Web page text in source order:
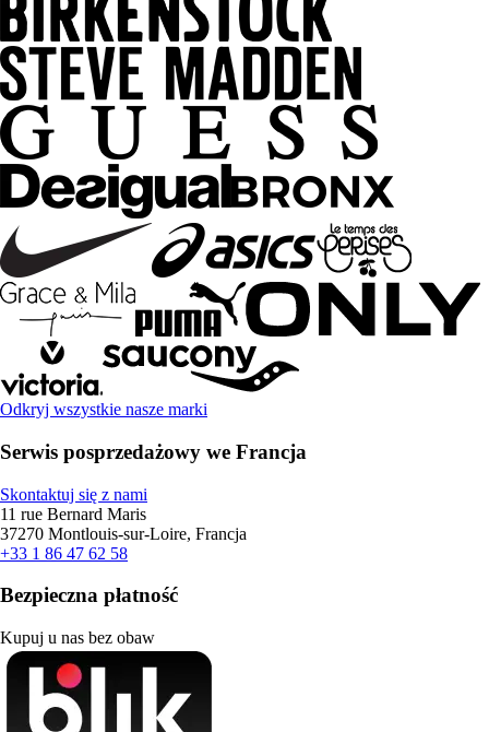
Odkryj wszystkie nasze marki
Serwis posprzedażowy we Francja
Skontaktuj się z nami
11 rue Bernard Maris
37270 Montlouis-sur-Loire, Francja
+33 1 86 47 62 58
Bezpieczna płatność
Kupuj u nas bez obaw